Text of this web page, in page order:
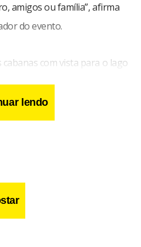
amigos ou família”, afirma
do evento.
com vista para o lago
A ambientação
iluminação aconchegante e
criando uma
lendo